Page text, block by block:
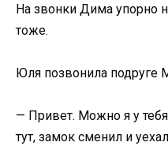
На звонки Дима упорно
тоже.
Юля позвонила подруге
— Привет. Можно я у
тут, замок сменил и